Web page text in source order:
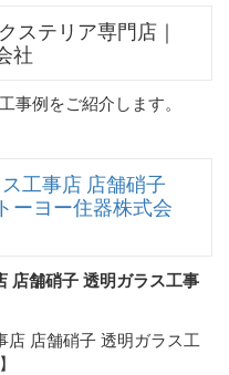
ステリア専門店｜
社
事例をご紹介します。
工事店 店舗硝子
ーヨー住器株式会
店舗硝子 透明ガラス工事